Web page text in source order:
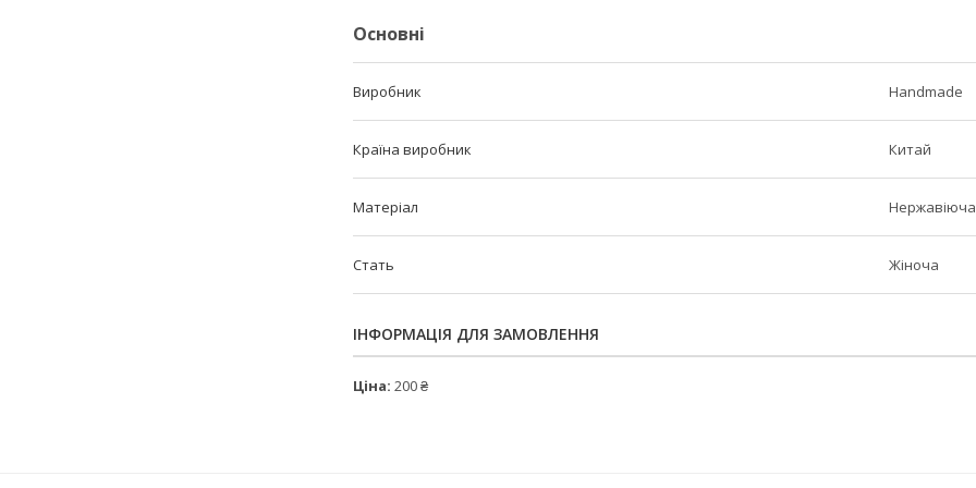
Основні
Виробник Handmade
Країна виробник Китай
Матеріал Нержавіюча
Стать Жіноча
ІНФОРМАЦІЯ ДЛЯ ЗАМОВЛЕННЯ
Ціна: 200 ₴